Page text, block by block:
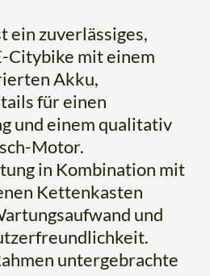
ein zuverlässiges,
Citybike mit einem
Akku,
für einen
und einem qualitativ
Motor.
in Kombination mit
Kettenkasten
und
untergebrachte